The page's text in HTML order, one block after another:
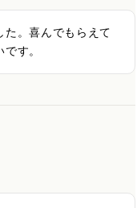
。喜んでもらえて
す。